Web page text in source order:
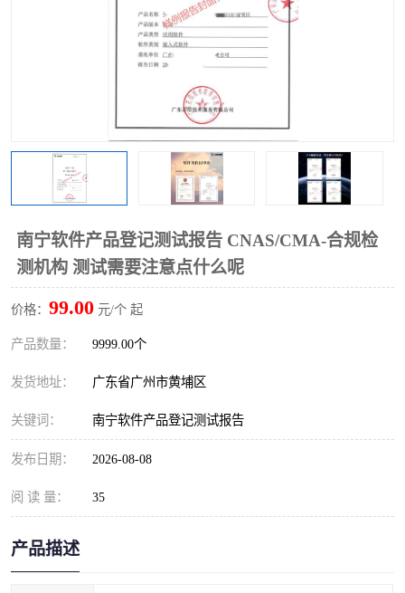
南宁软件产品登记测试报告 CNAS/CMA-合规检
测机构 测试需要注意点什么呢
价格： 99.00 元/个 起
产品数量： 9999.00个
发货地址： 广东省广州市黄埔区
关键词： 南宁软件产品登记测试报告
发布日期： 2026-08-08
阅 读 量： 35
产品描述